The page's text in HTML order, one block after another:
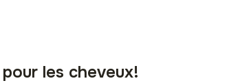
les cheveux!